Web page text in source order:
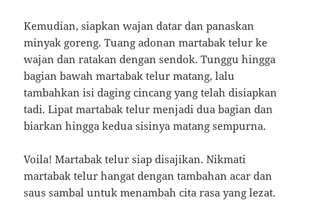
Kemudian, siapkan wajan datar dan panaskan
minyak goreng. Tuang adonan martabak telur ke
wajan dan ratakan dengan sendok. Tunggu hingga
bagian bawah martabak telur matang, lalu
tambahkan isi daging cincang yang telah disiapkan
tadi. Lipat martabak telur menjadi dua bagian dan
biarkan hingga kedua sisinya matang sempurna.
Voila! Martabak telur siap disajikan. Nikmati
martabak telur hangat dengan tambahan acar dan
saus sambal untuk menambah cita rasa yang lezat.